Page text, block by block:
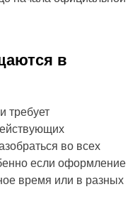
в
требует
во всех
если оформление
время или в разных